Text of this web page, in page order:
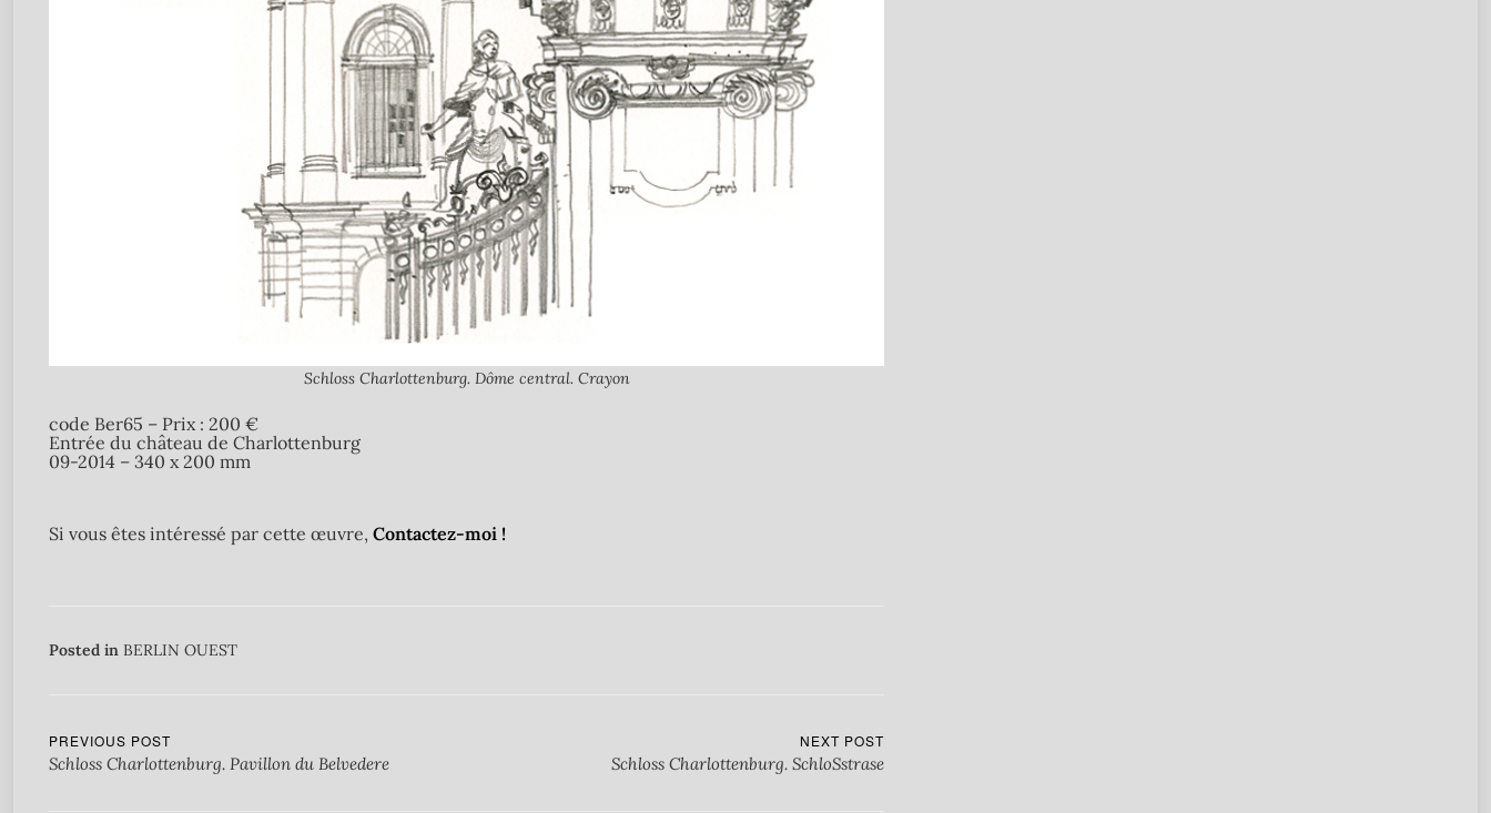
Schloss Charlottenburg. Dôme central. Crayon
code Ber65 – Prix : 200 €
Entrée du château de Charlottenburg
09-2014 – 340 x 200 mm
Si vous êtes intéressé par cette œuvre, Contactez-moi !
Posted in BERLIN OUEST
PREVIOUS POST
Schloss Charlottenburg. Pavillon du Belvedere
NEXT POST
Schloss Charlottenburg. SchloSstrase